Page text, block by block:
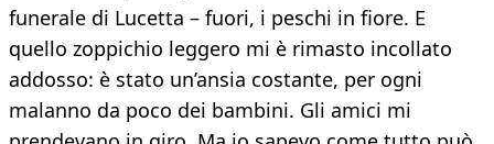
funerale di Lucetta – fuori, i peschi in fiore. E
quello zoppichio leggero mi è rimasto incollato
addosso: è stato un’ansia costante, per ogni
malanno da poco dei bambini. Gli amici mi